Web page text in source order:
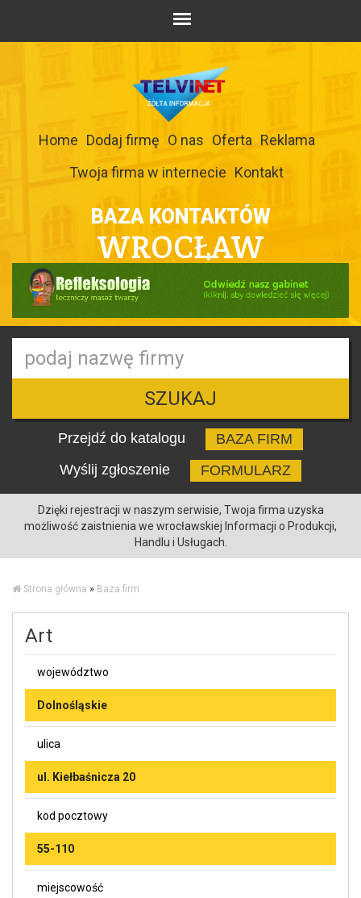
Home Dodaj firmę O nas Oferta Reklama
Twoja firma w internecie Kontakt
BAZA KONTAKTÓW
WROCŁAW
SZUKAJ
Przejdź do katalogu
BAZA FIRM
Wyślij zgłoszenie
FORMULARZ
Dzięki rejestracji w naszym serwisie, Twoja firma uzyska
możliwość zaistnienia we wrocławskiej Informacji o Produkcji,
Handlu i Usługach.
Strona główna » Baza firm
Art
województwo
Dolnośląskie
ulica
ul. Kiełbaśnicza 20
kod pocztowy
55-110
miejscowość